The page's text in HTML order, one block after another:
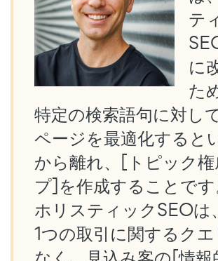
テ
に
た
特定の検索語句に対し
ページを最適化すると
から離れ、[トピック権
プ]を作成することで
ホリスティックSEOは
1つの取引に関するク